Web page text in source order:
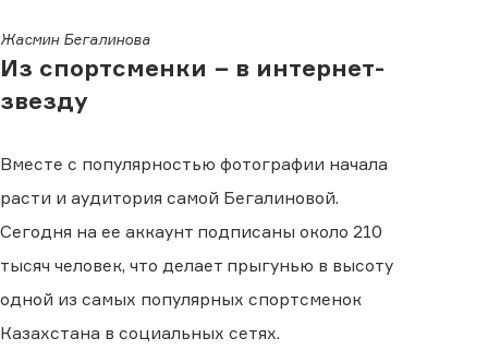
Жасмин Бегалинова
Из спортсменки − в интернет-
звезду
Вместе с популярностью фотографии начала
расти и аудитория самой Бегалиновой.
Сегодня на ее аккаунт подписаны около 210
тысяч человек, что делает прыгунью в высоту
одной из самых популярных спортсменок
Казахстана в социальных сетях.